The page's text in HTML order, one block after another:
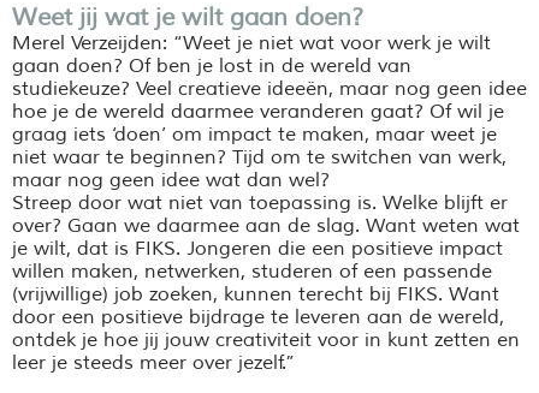
Weet jij wat je wilt gaan doen?
Merel Verzeijden: “Weet je niet wat voor werk je wilt
gaan doen? Of ben je lost in de wereld van
studiekeuze? Veel creatieve ideeën, maar nog geen idee
hoe je de wereld daarmee veranderen gaat? Of wil je
graag iets ‘doen’ om impact te maken, maar weet je
niet waar te beginnen? Tijd om te switchen van werk,
maar nog geen idee wat dan wel?
Streep door wat niet van toepassing is. Welke blijft er
over? Gaan we daarmee aan de slag. Want weten wat
je wilt, dat is FIKS. Jongeren die een positieve impact
willen maken, netwerken, studeren of een passende
(vrijwillige) job zoeken, kunnen terecht bij FIKS. Want
door een positieve bijdrage te leveren aan de wereld,
ontdek je hoe jij jouw creativiteit voor in kunt zetten en
leer je steeds meer over jezelf.”